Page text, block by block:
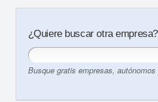
¿Quiere buscar otra empresa?
Busque gratis empresas,